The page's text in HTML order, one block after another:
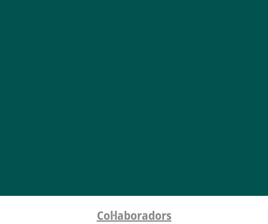
Col·laboradors